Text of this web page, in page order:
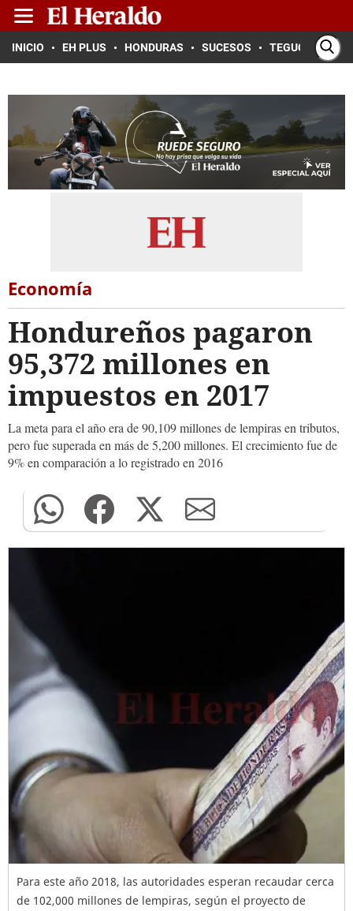
INICIO EH PLUS HONDURAS SUCESOS TEGUCIGALPA
Economía
Hondureños pagaron
95,372 millones en
impuestos en 2017
La meta para el año era de 90,109 millones de lempiras en tributos,
pero fue superada en más de 5,200 millones. El crecimiento fue de
9% en comparación a lo registrado en 2016
Para este año 2018, las autoridades esperan recaudar cerca
de 102,000 millones de lempiras, según el proyecto de